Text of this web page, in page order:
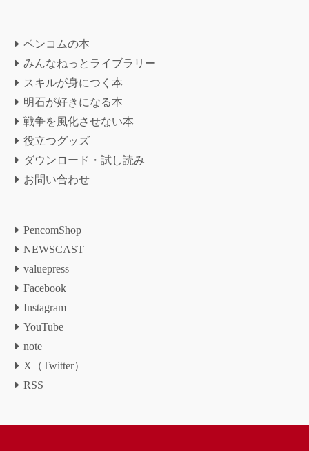
ペンコムの本
みんなねっとライブラリー
スキルが身につく本
明石が好きになる本
戦争を風化させない本
役立つグッズ
ダウンロード・試し読み
お問い合わせ
PencomShop
NEWSCAST
valuepress
Facebook
Instagram
YouTube
note
X（Twitter）
RSS